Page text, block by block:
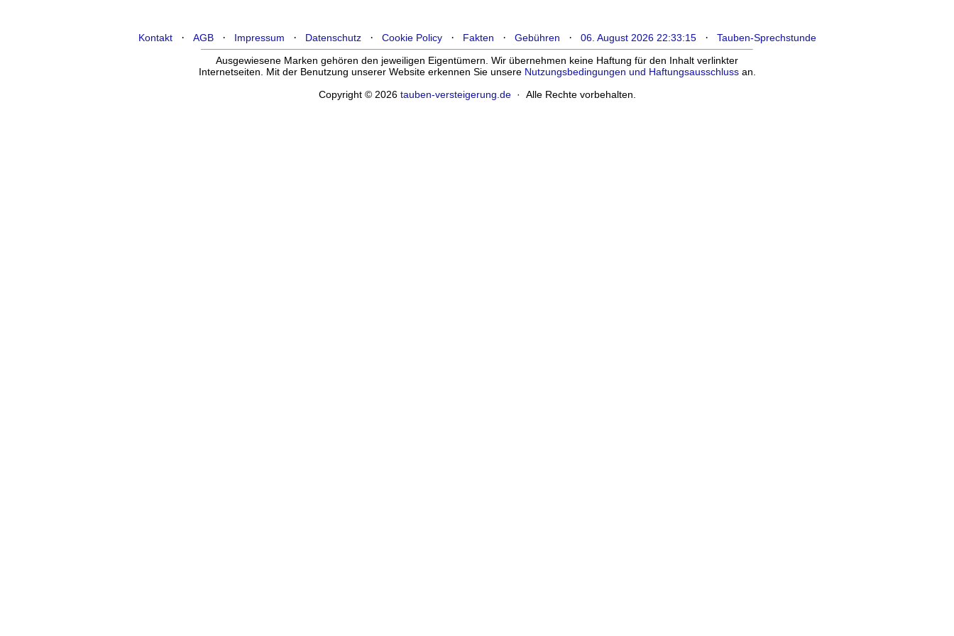
Kontakt· AGB· Impressum · Datenschutz· Cookie Policy· Fakten · Gebühren · 06. August 2026 22:33:15· Tauben-Sprechstunde
Ausgewiesene Marken gehören den jeweiligen Eigentümern. Wir übernehmen keine Haftung für den Inhalt verlinkter
Internetseiten. Mit der Benutzung unserer Website erkennen Sie unsere Nutzungsbedingungen und Haftungsausschlussan.
Copyright © 2026 tauben-versteigerung.de· Alle Rechte vorbehalten.